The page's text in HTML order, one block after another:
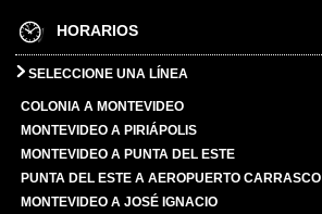
HORARIOS
SELECCIONE UNA LÍNEA
COLONIA A MONTEVIDEO
MONTEVIDEO A PIRIÁPOLIS
MONTEVIDEO A PUNTA DEL ESTE
PUNTA DEL ESTE A AEROPUERTO CARRASCO
MONTEVIDEO A JOSÉ IGNACIO